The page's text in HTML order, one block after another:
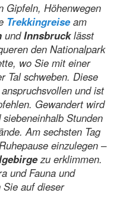
Gipfeln, Höhenwegen
Trekkingreise am
undInnsbrucklässt
den Nationalpark
wo Sie mit einer
Tal schweben. Diese
und ist
Gewandert wird
Stunden
Am sechsten Tag
einzulegen –
zu erklimmen.
und Fauna und
auf dieser